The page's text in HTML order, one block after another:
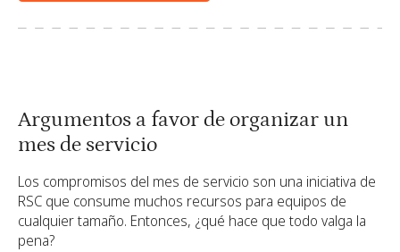
Argumentos a favor de organizar un
mes de servicio
Los compromisos del mes de servicio son una iniciativa de
RSC que consume muchos recursos para equipos de
cualquier tamaño. Entonces, ¿qué hace que todo valga la
pena?